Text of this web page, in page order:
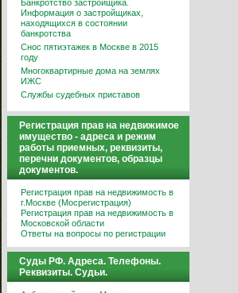
Банкротство застройщика.
Информация о застройщиках,
находящихся в состоянии
банкротства
Снос пятиэтажек в Москве в 2015
году
Многоквартирные дома на землях
ИЖС
Службы судебных приставов
Регистрация прав на недвижимое
имущество - адреса и режим
работы приемных, реквизиты,
перечни документов, образцы
документов.
Регистрация прав на недвижимость в
г.Москве (Мосрегистрация)
Регистрация прав на недвижимость в
Московской области
Ответы на вопросы по регистрации
Суды РФ. Адреса. Телефоны.
Реквизиты. Судьи.